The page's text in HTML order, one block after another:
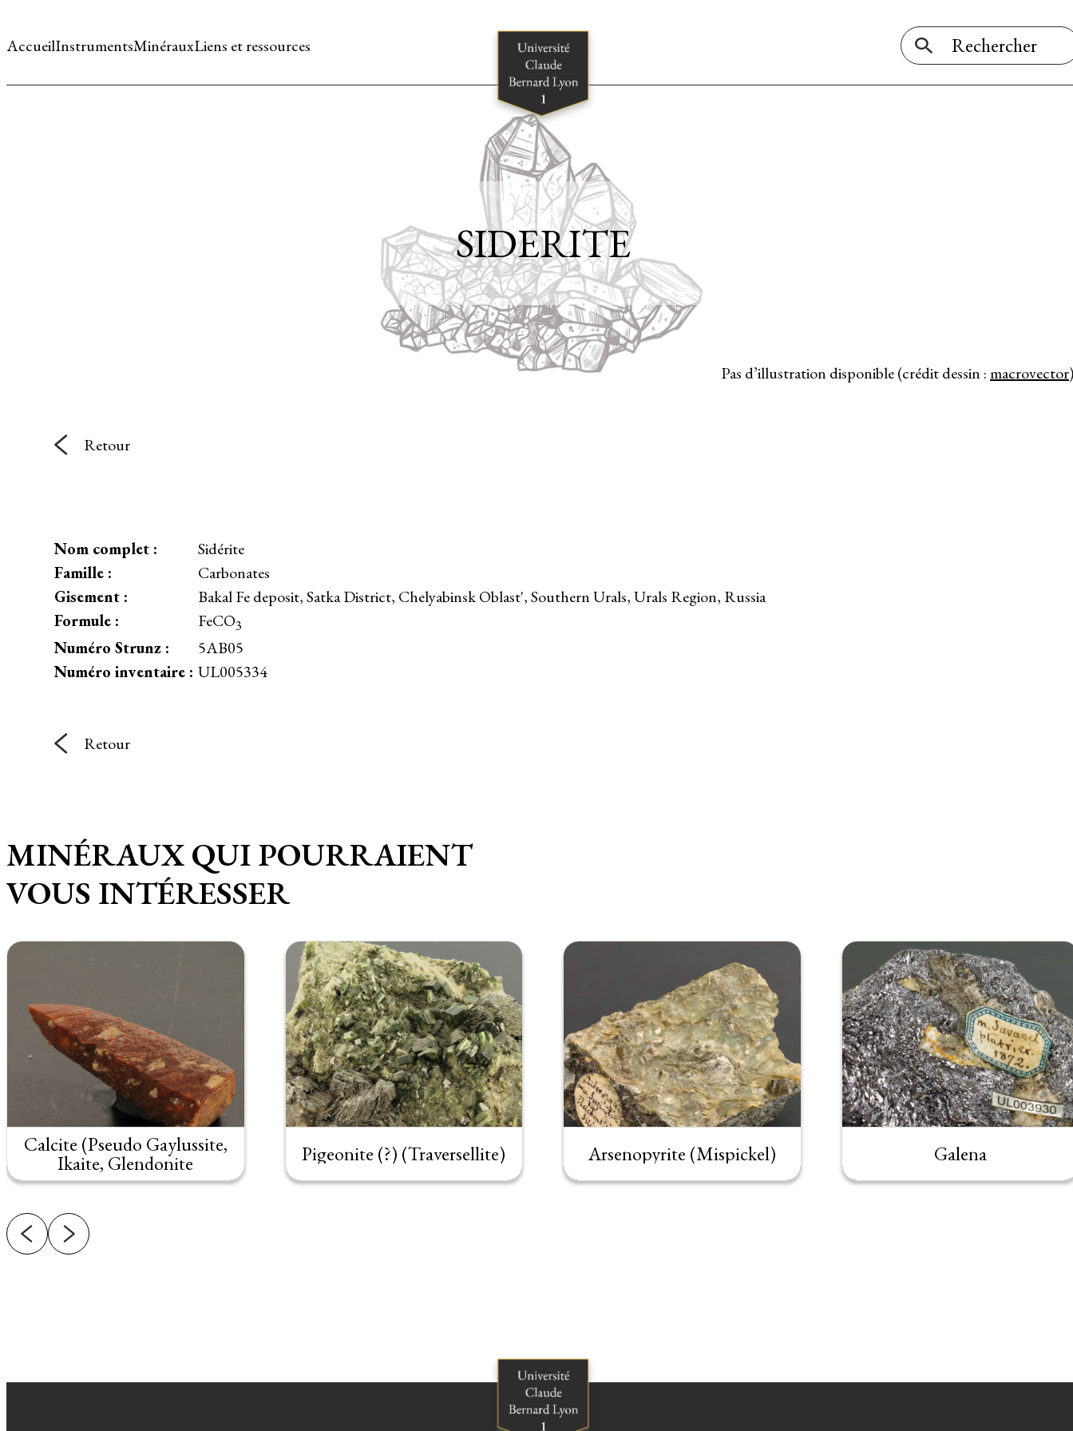
AccueilInstrumentsMinérauxLiens et ressources
Pas d’illustration disponible (crédit dessin :macrovector)
SIDERITE
Retour
Nom complet :
Sidérite
Famille :
Carbonates
Gisement :
Bakal Fe deposit, Satka District, Chelyabinsk Oblast', Southern Urals, Urals Region, Russia
Formule :
FeCO3
Numéro Strunz :
5AB05
Numéro inventaire : UL005334
Retour
MINÉRAUX QUI POURRAIENT
VOUS INTÉRESSER
Calcite (Pseudo Gaylussite,
Ikaite, Glendonite Pigeonite (?) (Traversellite) Arsenopyrite (Mispickel) Galena